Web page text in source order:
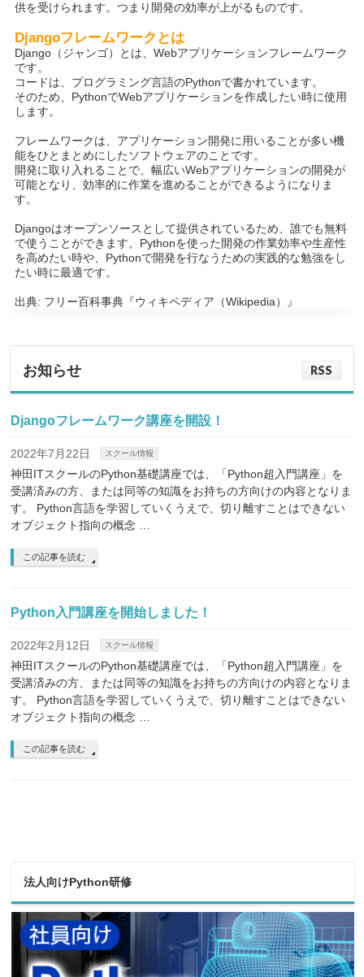
供を受けられます。つまり開発の効率が上がるものです。
Djangoフレームワークとは
Django（ジャンゴ）とは、Webアプリケーションフレームワーク
です。
コードは、プログラミング言語のPythonで書かれています。
そのため、PythonでWebアプリケーションを作成したい時に使用
します。
フレームワークは、アプリケーション開発に用いることが多い機
能をひとまとめにしたソフトウェアのことです。
開発に取り入れることで、幅広いWebアプリケーションの開発が
可能となり、効率的に作業を進めることができるようになりま
す。
Djangoはオープンソースとして提供されているため、誰でも無料
で使うことができます。Pythonを使った開発の作業効率や生産性
を高めたい時や、Pythonで開発を行なうための実践的な勉強をし
たい時に最適です。
出典: フリー百科事典『ウィキペディア（Wikipedia）』
お知らせ RSS
Djangoフレームワーク講座を開設！
2022年7月22日 スクール情報
神田ITスクールのPython基礎講座では、「Python超入門講座」を
受講済みの方、または同等の知識をお持ちの方向けの内容となりま
す。 Python言語を学習していくうえで、切り離すことはできない
オブジェクト指向の概念 …
この記事を読む
Python入門講座を開始しました！
2022年2月12日 スクール情報
神田ITスクールのPython基礎講座では、「Python超入門講座」を
受講済みの方、または同等の知識をお持ちの方向けの内容となりま
す。 Python言語を学習していくうえで、切り離すことはできない
オブジェクト指向の概念 …
この記事を読む
法人向けPython研修